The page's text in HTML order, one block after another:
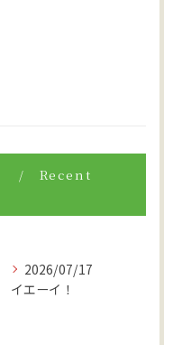
Recent
2026/07/17
イエーイ！